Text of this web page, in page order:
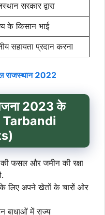
सरकार द्वारा
के किसान भाई
सहायता प्रदान करना
राजस्थान 2022
2023 के
Tarbandi
फसल और जमीन की रक्षा
के लिए अपने खेतों के चारों ओर
बाधाओं में राज्य